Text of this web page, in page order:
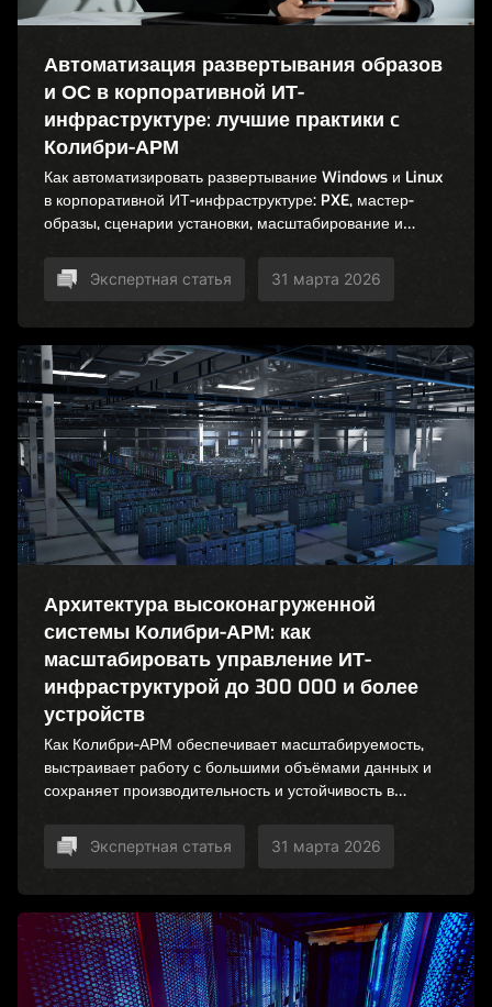
Автоматизация развертывания образов
и ОС в корпоративной ИТ-
инфраструктуре: лучшие практики c
Колибри-АРМ
Как автоматизировать развертывание Windows и Linux
в корпоративной ИТ-инфраструктуре: PXE, мастер-
образы, сценарии установки, масштабирование и
Экспертная статья 31 марта 2026
Архитектура высоконагруженной
системы Колибри-АРМ: как
масштабировать управление ИТ-
инфраструктурой до 300 000 и более
устройств
Как Колибри-АРМ обеспечивает масштабируемость,
выстраивает работу с большими объёмами данных и
сохраняет производительность и устойчивость в
Экспертная статья 31 марта 2026